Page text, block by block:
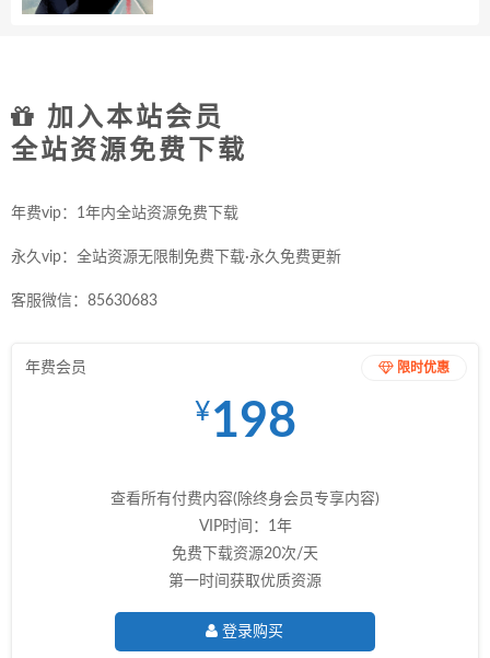
加入本站会员
全站资源免费下载
年费vip：1年内全站资源免费下载
永久vip：全站资源无限制免费下载·永久免费更新
客服微信：85630683
限时优惠
年费会员
¥198
查看所有付费内容(除终身会员专享内容)
VIP时间：1年
免费下载资源20次/天
第一时间获取优质资源
登录购买